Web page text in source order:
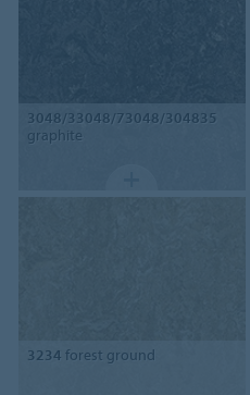
3048/33048/73048/304835
graphite
3234 forest ground